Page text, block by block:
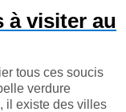
à visiter au
tous ces soucis
verdure
il existe des villes